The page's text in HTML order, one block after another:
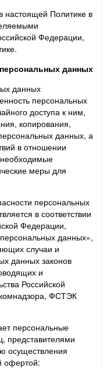
настоящей Политике в
Федерации,
данных
данных
персональных
доступа к ним,
копирования,
данных, а
в отношении
меры для
персональных
в соответствии
Федерации,
данных»,
случаи и
данных законов
и
Российской
ФСТЭК
персональные
представителями
осуществления
офертой: